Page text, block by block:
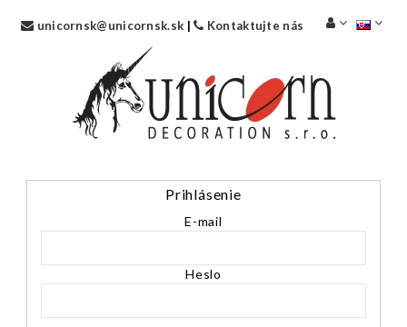
unicornsk@unicornsk.sk | Kontaktujte nás
Prihlásenie
E-mail
Heslo